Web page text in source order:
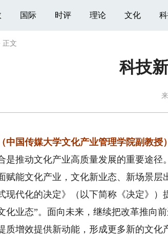
国际 时评 理论 文化
正文
科技
国传媒大学文化产业管理学院副教授）
推动文化产业高质量发展的重要途径
赋能文化产业，文化新业态、新场景
现代化的决定》（以下简称《决定》）
化业态”。面向未来，继续把改革推向
质增效提供新动能，形成更多新的文化